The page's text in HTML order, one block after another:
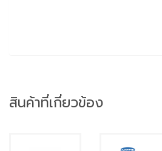
สินค้าที่เกี่ยวข้อง